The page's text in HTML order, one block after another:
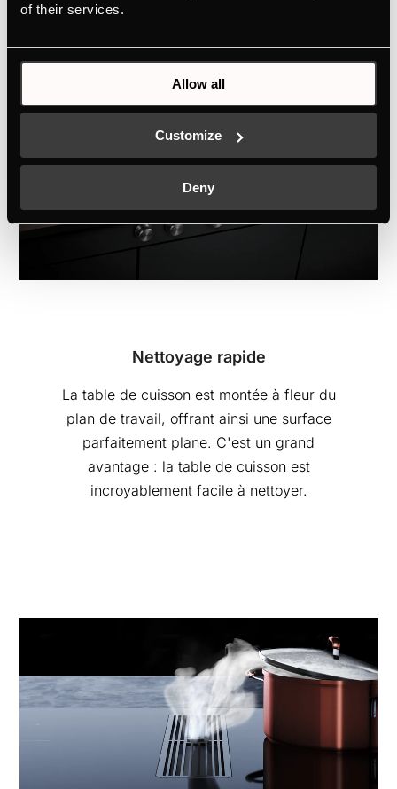
of their services.
Allow all
Customize
Deny
Nettoyage rapide
La table de cuisson est montée à fleur du
plan de travail, offrant ainsi une surface
parfaitement plane. C'est un grand
avantage : la table de cuisson est
incroyablement facile à nettoyer.